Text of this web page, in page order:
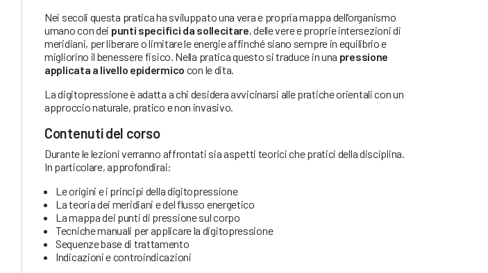
Nei secoli questa pratica ha sviluppato una vera e propria mappa dell’organismo
umano con dei punti specifici da sollecitare, delle vere e proprie intersezioni di
meridiani, per liberare o limitare le energie affinché siano sempre in equilibrio e
migliorino il benessere fisico. Nella pratica questo si traduce in una pressione
applicata a livello epidermico con le dita.
La digitopressione è adatta a chi desidera avvicinarsi alle pratiche orientali con un
approccio naturale, pratico e non invasivo.
Contenuti del corso
Durante le lezioni verranno affrontati sia aspetti teorici che pratici della disciplina.
In particolare, approfondirai:
Le origini e i principi della digitopressione
La teoria dei meridiani e del flusso energetico
La mappa dei punti di pressione sul corpo
Tecniche manuali per applicare la digitopressione
Sequenze base di trattamento
Indicazioni e controindicazioni